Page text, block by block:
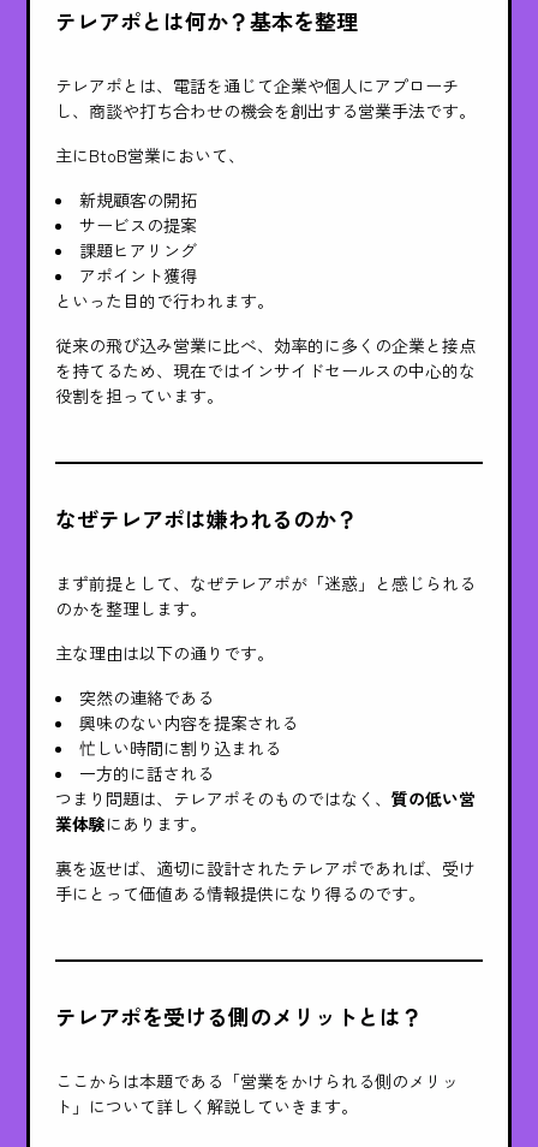
テレアポとは何か？基本を整理
テレアポとは、電話を通じて企業や個人にアプローチ
し、商談や打ち合わせの機会を創出する営業手法です。
主にBtoB営業において、
新規顧客の開拓
サービスの提案
課題ヒアリング
アポイント獲得
といった目的で行われます。
従来の飛び込み営業に比べ、効率的に多くの企業と接点
を持てるため、現在ではインサイドセールスの中心的な
役割を担っています。
なぜテレアポは嫌われるのか？
まず前提として、なぜテレアポが「迷惑」と感じられる
のかを整理します。
主な理由は以下の通りです。
突然の連絡である
興味のない内容を提案される
忙しい時間に割り込まれる
一方的に話される
つまり問題は、テレアポそのものではなく、 質の低い営
業体験にあります。
裏を返せば、適切に設計されたテレアポであれば、受け
手にとって価値ある情報提供になり得るのです。
テレアポを受ける側のメリットとは？
ここからは本題である「営業をかけられる側のメリッ
ト」について詳しく解説していきます。